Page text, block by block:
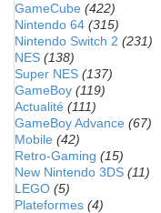
GameCube (422)
Nintendo 64 (315)
Nintendo Switch 2 (231)
NES (138)
Super NES (137)
GameBoy (119)
Actualité (111)
GameBoy Advance (67)
Mobile (42)
Retro-Gaming (15)
New Nintendo 3DS (11)
LEGO (5)
Plateformes (4)